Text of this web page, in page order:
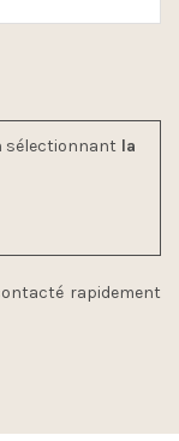
sélectionnant la
rapidement